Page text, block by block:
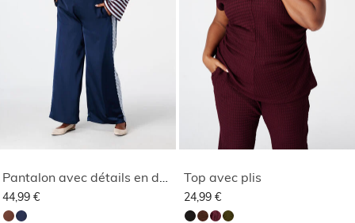
44,99 €
Top avec plis
24,99 €